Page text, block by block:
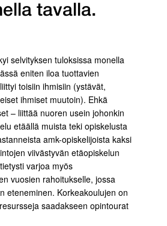
tavalla.
selvityksen tuloksissa monella
eniten iloa tuottavien
toisiin ihmisiin (ystävät,
ihmiset muutoin). Ehkä
– liittää nuoren usein johonkin
etäällä muista teki opiskelusta
amk-opiskelijoista kaksi
viivästyvän etäopiskelun
varjoa myös
vuosien rahoitukselle, jossa
eteneminen. Korkeakoulujen on
saadakseen opintourat